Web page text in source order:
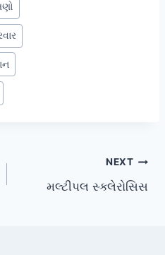
NEXT
મલ્ટીપલ સ્ક્લેરોસિસ